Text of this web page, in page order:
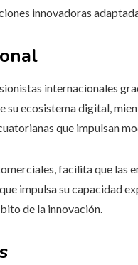
innovadoras
internacionales
ecosistema digital,
que impulsan
facilita que las
impulsa su capacidad
de la innovación.